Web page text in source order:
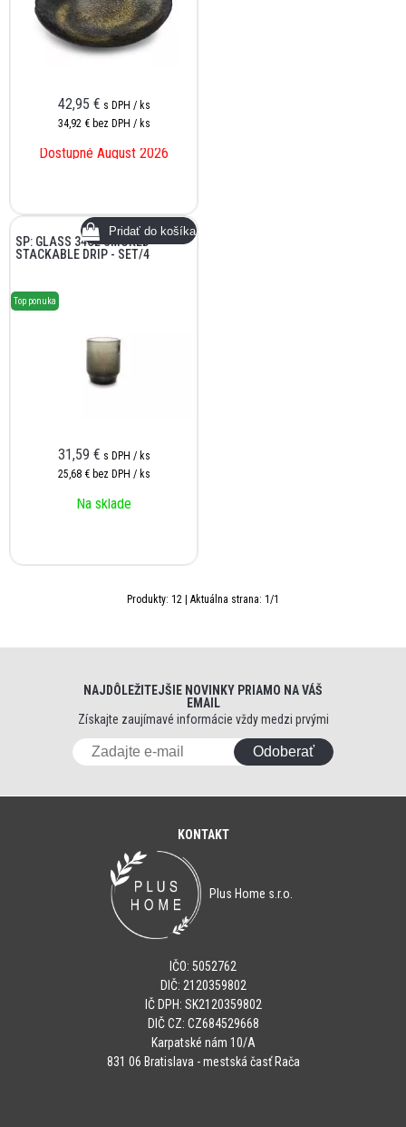
42,95 € s DPH / ks
34,92 € bez DPH / ks
Dostupné August 2026
SP: GLASS 34CL SMOKED
STACKABLE DRIP - SET/4
Top ponuka
31,59 € s DPH / ks
25,68 € bez DPH / ks
Na sklade
Produkty: 12 | Aktuálna strana: 1/1
NAJDÔLEŽITEJŠIE NOVINKY PRIAMO NA VÁŠ
EMAIL
Získajte zaujímavé informácie vždy medzi prvými
Odoberať
KONTAKT
Plus Home s.r.o.
IČO: 5052762
DIČ: 2120359802
IČ DPH: SK2120359802
DIČ CZ: CZ684529668
Karpatské nám 10/A
831 06 Bratislava - mestská časť Rača